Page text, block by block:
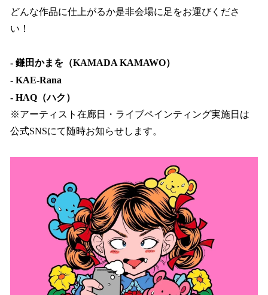
どんな作品に仕上がるか是非会場に足をお運びくださ
い！
- 鎌田かまを（KAMADA KAMAWO）
- KAE-Rana
- HAQ（ハク）
※アーティスト在廊日・ライブペインティング実施日は
公式SNSにて随時お知らせします。